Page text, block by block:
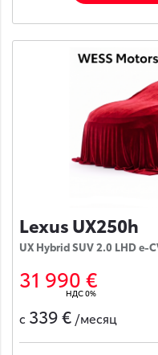
Lexus UX250h
UX Hybrid SUV 2.0 LHD e-
31 990 €
НДС 0%
с 339 € /месяц